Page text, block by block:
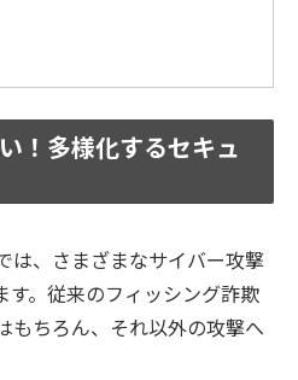
！多様化するセキュ
は、さまざまなサイバー攻撃
す。従来のフィッシング詐欺
もちろん、それ以外の攻撃へ